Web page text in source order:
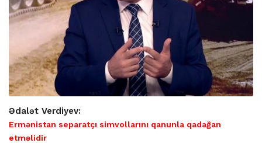
Ədalət Verdiyev:
Ermənistan separatçı simvollarını qanunla qadağan
etməlidir